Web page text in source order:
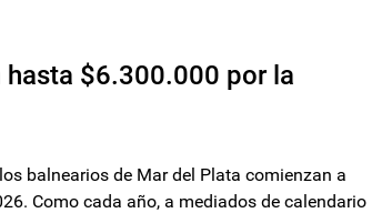
$6.300.000 por la
balnearios de Mar del Plata comienzan a
Como cada año, a mediados de calendario